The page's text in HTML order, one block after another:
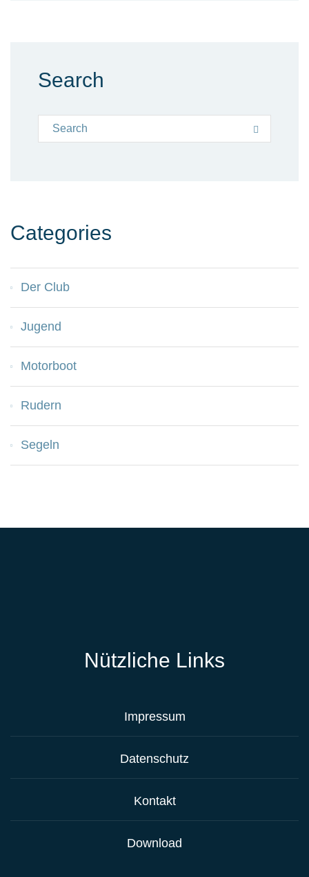
Search
Search for:
Categories
Der Club
Jugend
Motorboot
Rudern
Segeln
Nützliche Links
Impressum
Datenschutz
Kontakt
Download